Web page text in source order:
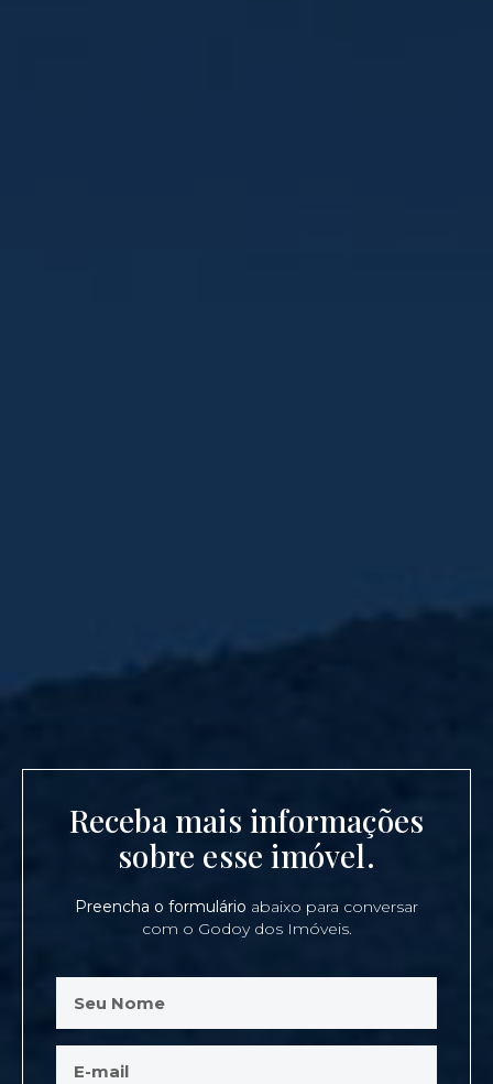
Receba mais informações
sobre esse imóvel.
Preencha o formulário abaixo para conversar
com o Godoy dos Imóveis.